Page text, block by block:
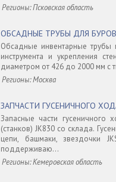
Регионы: Псковская область
ОБСАДНЫЕ ТРУБЫ ДЛЯ
Обсадные инвентарные трубы
инструмента и укрепления
диаметром от 426 до 2000 мм с
Регионы: Москва
ЗАПЧАСТИ ГУСЕНИЧНОГО
Запасные части гусеничного
(станков) JK830 со склада.
цепи, башмаки, звездочки
поддерживаю...
Регионы: Кемеровская область